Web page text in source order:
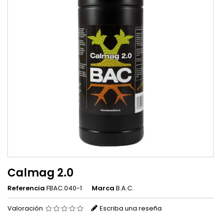
Calmag 2.0
Referencia FBAC.040-1 Marca B.A.C.
Valoración Escriba una reseña